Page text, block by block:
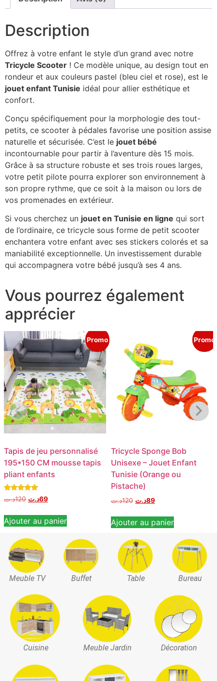
Description
Offrez à votre enfant le style d’un grand avec notre
Tricycle Scooter ! Ce modèle unique, au design tout en
rondeur et aux couleurs pastel (bleu ciel et rose), est le
jouet enfant Tunisie idéal pour allier esthétique et
confort.
Conçu spécifiquement pour la morphologie des tout-
petits, ce scooter à pédales favorise une position assise
naturelle et sécurisée. C’est le jouet bébé
incontournable pour partir à l’aventure dès 15 mois.
Grâce à sa structure robuste et ses trois roues larges,
votre petit pilote pourra explorer son environnement à
son propre rythme, que ce soit à la maison ou lors de
vos promenades en extérieur.
Si vous cherchez un jouet en Tunisie en ligne qui sort
de l’ordinaire, ce tricycle sous forme de petit scooter
enchantera votre enfant avec ses stickers colorés et sa
maniabilité exceptionnelle. Un investissement durable
qui accompagnera votre bébé jusqu’à ses 4 ans.
Vous pourrez également
apprécier
Promo
Tapis de jeu personnalisé
195*150 CM mousse tapis
pliant enfants
Note
4.60
120د.ت 69د.ت
Ajouter au panier
Promo
Tricycle Sponge Bob
Unisexe – Jouet Enfant
Tunisie (Orange ou
Pistache)
120د.ت 89د.ت
Ajouter au panier
Meuble TV Buffet Table Bureau
Cuisine Meuble Jardin Décoration